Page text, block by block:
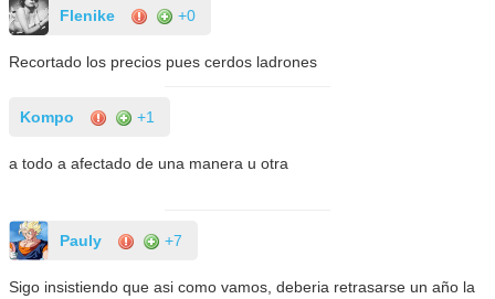
Flenike +0
Recortado los precios pues cerdos ladrones
Kompo +1
a todo a afectado de una manera u otra
Pauly +7
Sigo insistiendo que asi como vamos, deberia retrasarse un año la